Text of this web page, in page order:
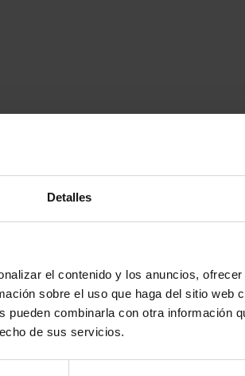
Detalles
el contenido y los anuncios,
sobre el uso que haga del sitio web
combinarla con otra información
de sus servicios.
Baldosas hidráulicas